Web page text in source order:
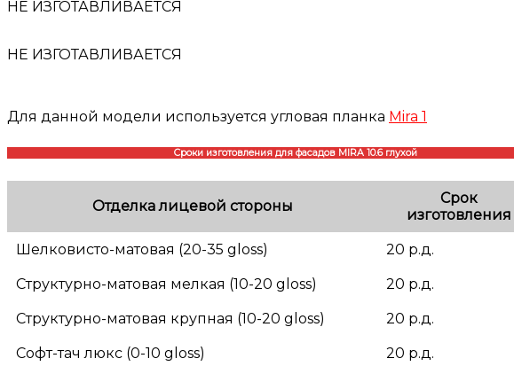
НЕ ИЗГОТАВЛИВАЕТСЯ
НЕ ИЗГОТАВЛИВАЕТСЯ
Для данной модели используется угловая планка Mira 1
Сроки изготовления для фасадов MIRA 10.6 глухой
Отделка лицевой стороны
Срок
изготовления
Шелковисто-матовая (20-35 gloss) 20 р.д.
Структурно-матовая мелкая (10-20 gloss) 20 р.д.
Структурно-матовая крупная (10-20 gloss) 20 р.д.
Софт-тач люкс (0-10 gloss) 20 р.д.